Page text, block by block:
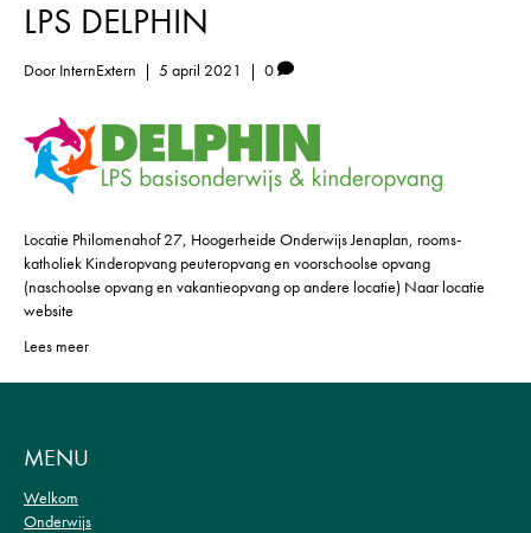
LPS DELPHIN
Door InternExtern | 5 april 2021 | 0
Locatie Philomenahof 27, Hoogerheide Onderwijs Jenaplan, rooms-
katholiek Kinderopvang peuteropvang en voorschoolse opvang
(naschoolse opvang en vakantieopvang op andere locatie) Naar locatie
website
Lees meer
MENU
Welkom
Onderwijs